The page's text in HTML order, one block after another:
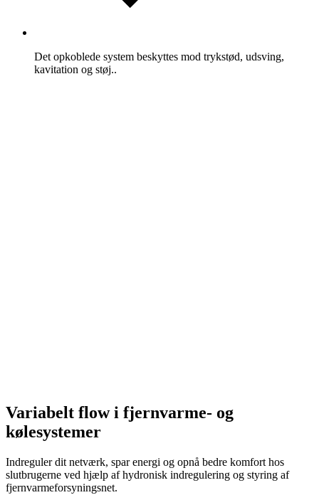
Det opkoblede system beskyttes mod trykstød, udsving,
kavitation og støj..
Variabelt flow i fjernvarme- og
kølesystemer
Indreguler dit netværk, spar energi og opnå bedre komfort hos
slutbrugerne ved hjælp af hydronisk indregulering og styring af
fjernvarmeforsyningsnet.